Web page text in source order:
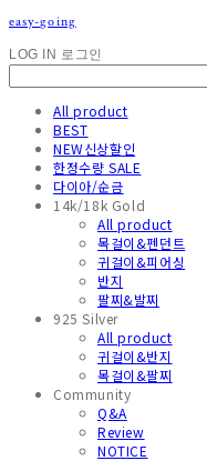
easy-going
LOG IN 로그인
All product
BEST
NEW신상할인
한정수량 SALE
다이아/순금
14k/18k Gold
All product
목걸이&펜던트
귀걸이&피어싱
반지
팔찌&발찌
925 Silver
All product
귀걸이&반지
목걸이&팔찌
Community
Q&A
Review
NOTICE